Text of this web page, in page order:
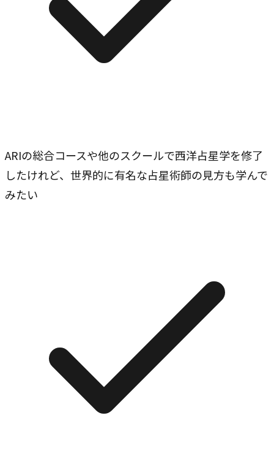
ARIの総合コースや他のスクールで西洋占星学を修了
したけれど、世界的に有名な占星術師の見方も学んで
みたい